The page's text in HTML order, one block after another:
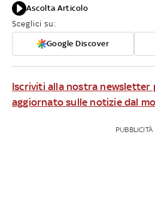
Ascolta Articolo
Sceglici su:
Google Discover
Iscriviti alla nostra newsletter
aggiornato sulle notizie dal
PUBBLICITÀ